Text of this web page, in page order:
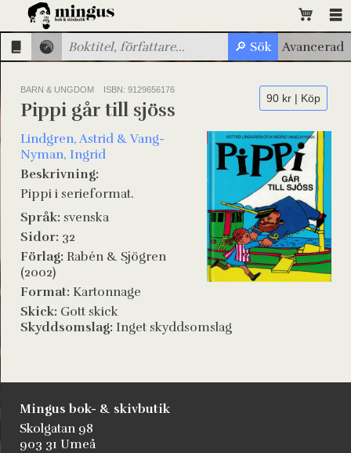
BARN & UNGDOM ISBN: 9129656176
90 kr | Köp
Pippi går till sjöss
Lindgren, Astrid & Vang-
Nyman, Ingrid
Beskrivning:
Pippi i serieformat.
Språk: svenska
Sidor: 32
Förlag: Rabén & Sjögren
(2002)
Format: Kartonnage
Skick: Gott skick
Skyddsomslag: Inget skyddsomslag
Mingus bok- & skivbutik
Skolgatan 98
903 31 Umeå